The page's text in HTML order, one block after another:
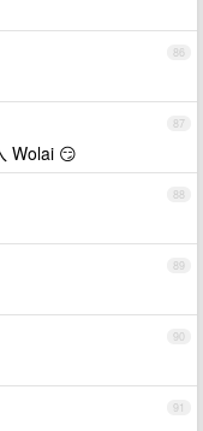
86
87
Wolai 😏
88
89
90
91